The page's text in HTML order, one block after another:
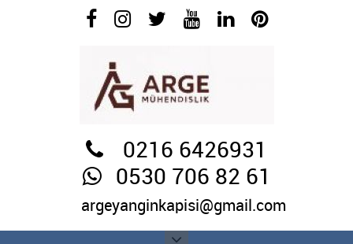
0216 6426931
0530 706 82 61
argeyanginkapisi@gmail.com